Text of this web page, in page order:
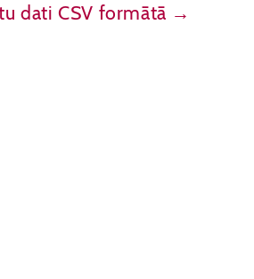
dati CSV formātā →